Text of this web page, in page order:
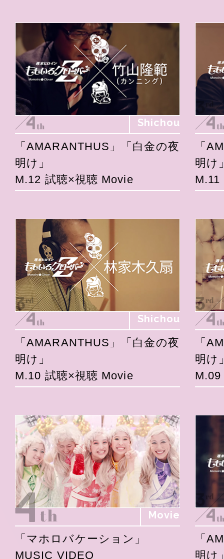
Shichou
「AMARANTHUS」「白金の夜
明け」
M.12 試聴×視聴 Movie
「
明け
Shichou
「AMARANTHUS」「白金の夜
明け」
M.10 試聴×視聴 Movie
「
明け
Movie
「マホロバケーション」
MUSIC VIDEO
「
明け